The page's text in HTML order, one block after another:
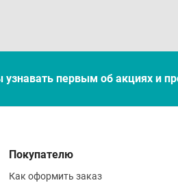
узнавать первым об акцияx и
Покупателю
Как оформить заказ